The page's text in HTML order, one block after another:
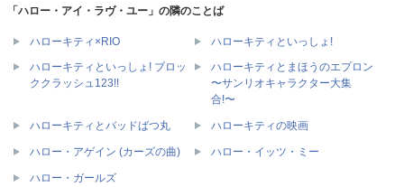
「ハロー・アイ・ラヴ・ユー」の隣のことば
ハローキティ×RIO
ハローキティといっしょ!
ハローキティといっしょ! ブロッ
ククラッシュ123!!
ハローキティとまほうのエプロン
〜サンリオキャラクター大集
合!〜
ハローキティとバッドばつ丸 ハローキティの映画
ハロー・アゲイン (カーズの曲) ハロー・イッツ・ミー
ハロー・ガールズ